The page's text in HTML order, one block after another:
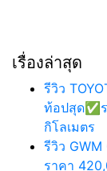
เรื่องล่าสุด
รีวิว
ท้อปสุด✅
กิโลเมตร
รีวิว GWM
ราคา